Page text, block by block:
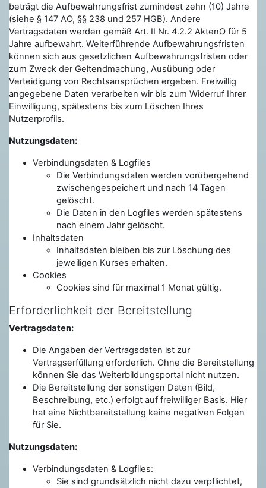
beträgt die Aufbewahrungsfrist zumindest zehn (10) Jahre
(siehe § 147 AO, §§ 238 und 257 HGB). Andere
Vertragsdaten werden gemäß Art. II Nr. 4.2.2 AktenO für 5
Jahre aufbewahrt. Weiterführende Aufbewahrungsfristen
können sich aus gesetzlichen Aufbewahrungsfristen oder
zum Zweck der Geltendmachung, Ausübung oder
Verteidigung von Rechtsansprüchen ergeben. Freiwillig
angegebene Daten verarbeiten wir bis zum Widerruf Ihrer
Einwilligung, spätestens bis zum Löschen Ihres
Nutzerprofils.
Nutzungsdaten:
Verbindungsdaten & Logfiles
Die Verbindungsdaten werden vorübergehend
zwischengespeichert und nach 14 Tagen
gelöscht.
Die Daten in den Logfiles werden spätestens
nach einem Jahr gelöscht.
Inhaltsdaten
Inhaltsdaten bleiben bis zur Löschung des
jeweiligen Kurses erhalten.
Cookies
Cookies sind für maximal 1 Monat gültig.
Erforderlichkeit der Bereitstellung
Vertragsdaten:
Die Angaben der Vertragsdaten ist zur
Vertragserfüllung erforderlich. Ohne die Bereitstellung
können Sie das Weiterbildungsportal nicht nutzen.
Die Bereitstellung der sonstigen Daten (Bild,
Beschreibung, etc.) erfolgt auf freiwilliger Basis. Hier
hat eine Nichtbereitstellung keine negativen Folgen
für Sie.
Nutzungsdaten:
Verbindungsdaten & Logfiles:
Sie sind grundsätzlich nicht dazu verpflichtet,